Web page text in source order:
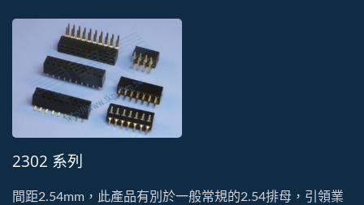
2302 系列
間距2.54mm，此產品有別於一般常規的2.54排母，引領業